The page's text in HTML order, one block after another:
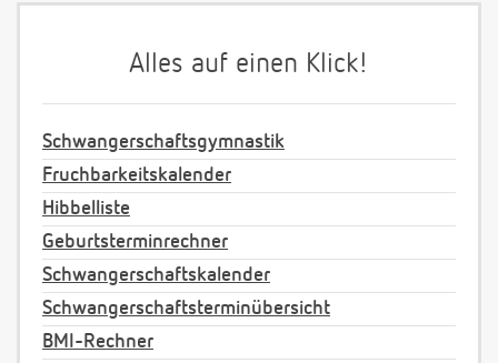
Alles auf einen Klick!
Schwangerschaftsgymnastik
Fruchbarkeitskalender
Hibbelliste
Geburtsterminrechner
Schwangerschaftskalender
Schwangerschaftsterminübersicht
BMI-Rechner